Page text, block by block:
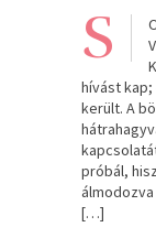
S
hívást
került. A
próbál,
[…]